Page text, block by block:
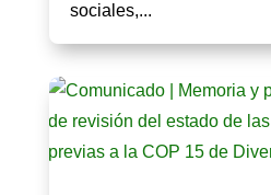
sociales,...